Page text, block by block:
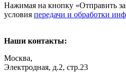
Нажимая на кнопку «Отправить
условия передачи и обработки
Наши контакты:
Москва,
Электродная, д.2, стр.23